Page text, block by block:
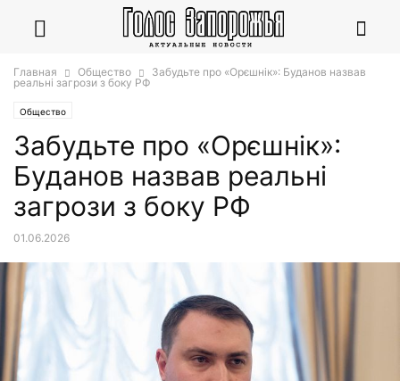
Главная Общество
Забудьте про «Орєшнік»: Буданов назвав
реальні загрози з боку РФ
Общество
Забудьте про «Орєшнік»:
Буданов назвав реальні
загрози з боку РФ
01.06.2026